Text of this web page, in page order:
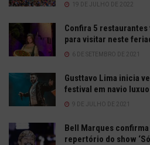
19 DE JULHO DE 2022
Confira 5
para visitar neste
6 DE SETEMBRO DE 2021
Gusttavo Lima inicia
festival em navio
9 DE JULHO DE 2021
Bell Marques
repertório do show